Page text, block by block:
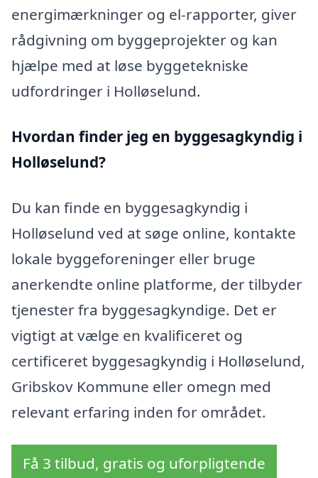
energimærkninger og el-rapporter, giver
rådgivning om byggeprojekter og kan
hjælpe med at løse byggetekniske
udfordringer i Holløselund.
Hvordan finder jeg en byggesagkyndig i
Holløselund?
Du kan finde en byggesagkyndig i
Holløselund ved at søge online, kontakte
lokale byggeforeninger eller bruge
anerkendte online platforme, der tilbyder
tjenester fra byggesagkyndige. Det er
vigtigt at vælge en kvalificeret og
certificeret byggesagkyndig i Holløselund,
Gribskov Kommune eller omegn med
relevant erfaring inden for området.
Få 3 tilbud, gratis og uforpligtende